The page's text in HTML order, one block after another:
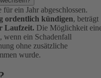
ein Jahr abgeschlossen.
ordentlich kündigen, beträgt
Laufzeit. Die Möglichkeit
wenn ein Schadenfall
ohne zusätzliche
wurde.